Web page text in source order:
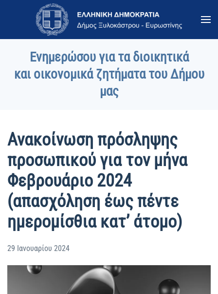
Skip to main content
Ενημερώσου για τα διοικητικά
και οικονομικά ζητήματα του Δήμου
μας
Ανακοίνωση πρόσληψης
προσωπικού για τον μήνα
Φεβρουάριο 2024
(απασχόληση έως πέντε
ημερομίσθια κατ’ άτομο)
29 Ιανουαρίου 2024